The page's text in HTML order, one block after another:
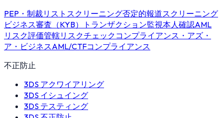
PEP・制裁リストスクリーニング否定的報道スクリーニング
ビジネス審査（KYB）
トランザクション監視本人確認AML
リスク評価管轄リスクチェック コンプライアンス・アズ・
ア・ビジネスAML/CTFコンプライアンス
不正防止
3DS アクワイアリング
3DS イシュイング
3DS テスティング